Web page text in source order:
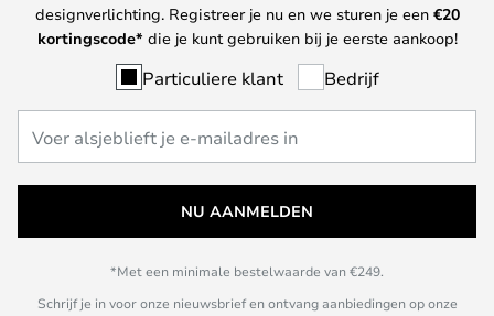
designverlichting. Registreer je nu en we sturen je een €20
kortingscode* die je kunt gebruiken bij je eerste aankoop!
Particuliere klant Bedrijf
NU AANMELDEN
*Met een minimale bestelwaarde van €249.
Schrijf je in voor onze nieuwsbrief en ontvang aanbiedingen op onze